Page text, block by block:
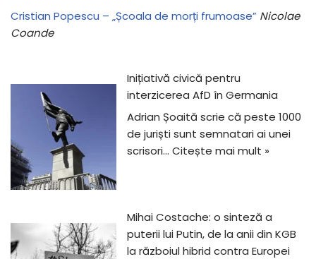
Cristian Popescu – „Școala de morți frumoase” Nicolae
Coande
Inițiativă civică pentru
interzicerea AfD în Germania
Adrian Șoaită scrie că peste 1000
de juriști sunt semnatari ai unei
scrisori… Citește mai mult »
Mihai Costache: o sinteză a
puterii lui Putin, de la anii din KGB
la războiul hibrid contra Europei